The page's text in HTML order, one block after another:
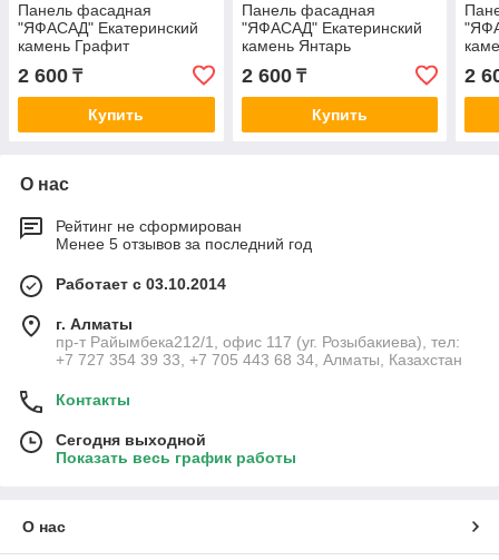
Панель фасадная
"ЯФАСАД" Екатеринский
камень Графит
2 600 ₸
Купить
Панель фасадная
"ЯФАСАД" Екатеринский
камень Янтарь
2 600₸
Купить
2
О нас
Рейтинг не сформирован
Менее 5 отзывов за последний год
Работает с 03.10.2014
г. Алматы
пр-т Райымбека212/1, офис 117 (уг. Розыбакиева), тел:
+7 727 354 39 33, +7 705 443 68 34, Алматы, Казахстан
Контакты
Сегодня выходной
Показать весь график работы
О нас